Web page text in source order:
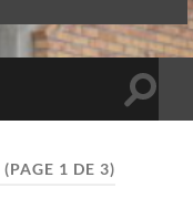
Toggle
(PAGE 1 DE 3)